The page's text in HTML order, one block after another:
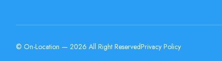
© On-Location — 2026 All Right ReservedPrivacy Policy